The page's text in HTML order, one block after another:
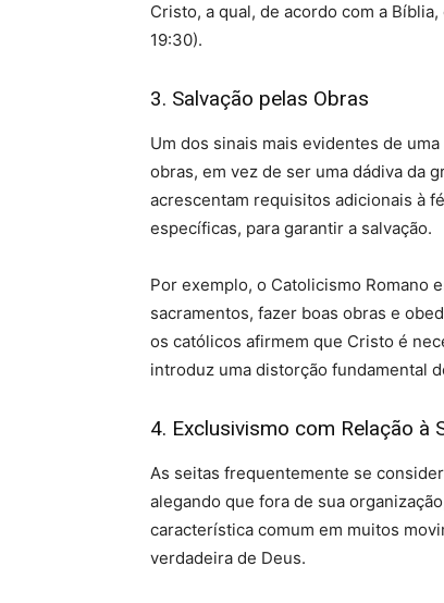
Cristo, a qual, de acordo com a
19:30).
3. Salvação pelas Obras
Um dos sinais mais evidentes de
obras, em vez de ser uma dádiva da
acrescentam requisitos adicionais à
específicas, para garantir a salvação.
Por exemplo, o Catolicismo Romano
sacramentos, fazer boas obras e
os católicos afirmem que Cristo é
introduz uma distorção fundamental
4. Exclusivismo com Relação à
As seitas frequentemente se
alegando que fora de sua
característica comum em muitos
verdadeira de Deus.